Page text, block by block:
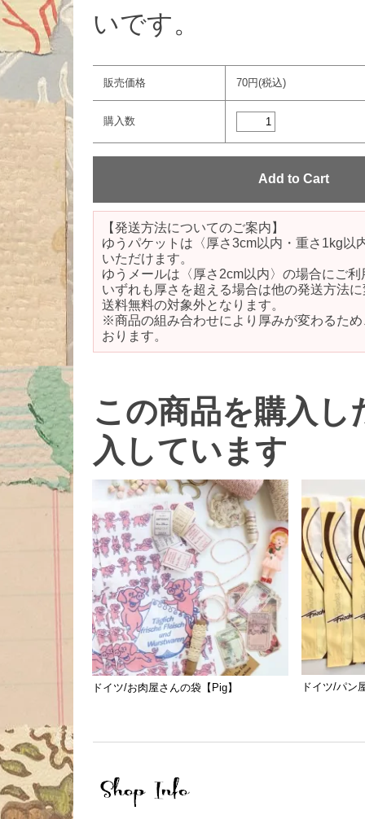
いです。
販売価格 70円(税込)
購入数
【発送方法についてのご案内】
ゆうパケットは〈厚さ3cm以内・重さ1kg以
いただけます。
ゆうメールは〈厚さ2cm以内〉の場合にご
いずれも厚さを超える場合は他の発送方法
送料無料の対象外となります。
※商品の組み合わせにより厚みが変わるた
おります。
この商品を購入し
入しています
ドイツ/お肉屋さんの袋【Pig】 ドイツ/パン